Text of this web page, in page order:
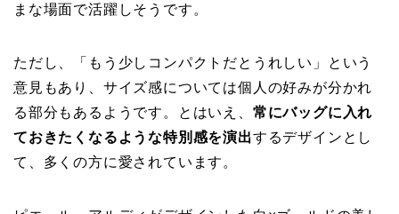
まな場面で活躍しそうです。
ただし、「もう少しコンパクトだとうれしい」という
意見もあり、サイズ感については個人の好みが分かれ
る部分もあるようです。とはいえ、 常にバッグに入れ
ておきたくなるような特別感を演出するデザインとし
て、多くの方に愛されています。